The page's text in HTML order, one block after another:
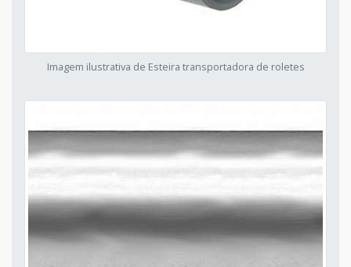
Imagem ilustrativa de Esteira transportadora de roletes